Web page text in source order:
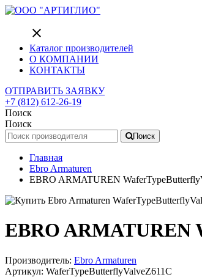
close
Каталог производителей
О КОМПАНИИ
КОНТАКТЫ
ОТПРАВИТЬ ЗАЯВКУ
+7 (812) 612-26-19
Поиск
Поиск
Поиск
Главная
Ebro Armaturen
EBRO ARMATUREN
EBRO ARMATUREN
Производитель: Ebro Armaturen
Артикул: WaferTypeButterflyValveZ611C